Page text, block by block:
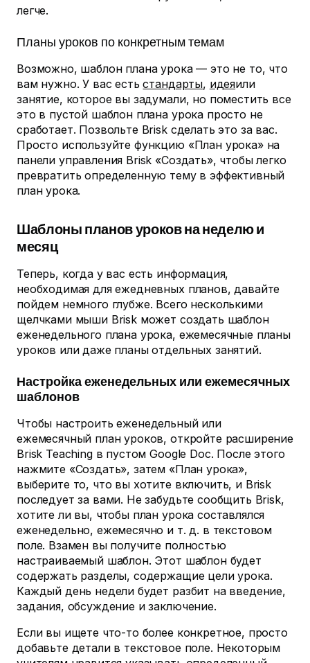
легче.
Планы уроков по конкретным темам
Возможно, шаблон плана урока — это не то, что
вам нужно. У вас естьстандарты, идеяили
занятие, которое вы задумали, но поместить все
это в пустой шаблон плана урока просто не
сработает. Позвольте Brisk сделать это за вас.
Просто используйте функцию «План урока» на
панели управления Brisk «Создать», чтобы легко
превратить определенную тему в эффективный
план урока.
Шаблоны планов уроков на неделю и
месяц
Теперь, когда у вас есть информация,
необходимая для ежедневных планов, давайте
пойдем немного глубже. Всего несколькими
щелчками мыши Brisk может создать шаблон
еженедельного плана урока, ежемесячные планы
уроков или даже планы отдельных занятий.
Настройка еженедельных или ежемесячных
шаблонов
Чтобы настроить еженедельный или
ежемесячный план уроков, откройте расширение
Brisk Teaching в пустом Google Doc. После этого
нажмите «Создать», затем «План урока»,
выберите то, что вы хотите включить, и Brisk
последует за вами. Не забудьте сообщить Brisk,
хотите ли вы, чтобы план урока составлялся
еженедельно, ежемесячно и т. д. в текстовом
поле. Взамен вы получите полностью
настраиваемый шаблон. Этот шаблон будет
содержать разделы, содержащие цели урока.
Каждый день недели будет разбит на введение,
задания, обсуждение и заключение.
Если вы ищете что-то более конкретное, просто
добавьте детали в текстовое поле. Некоторым